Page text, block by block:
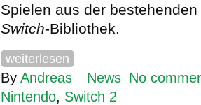
Spielen aus der bestehenden
Switch-Bibliothek.
weiterlesen
By Andreas News No
Nintendo, Switch 2